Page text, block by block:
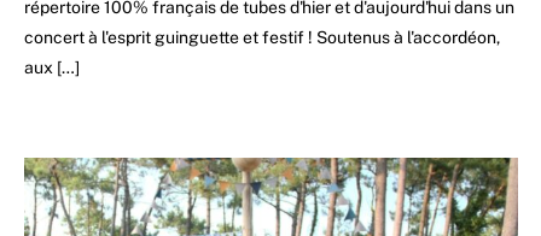
répertoire 100% français de tubes d'hier et d'aujourd'hui dans un
concert à l'esprit guinguette et festif ! Soutenus à l'accordéon,
aux […]